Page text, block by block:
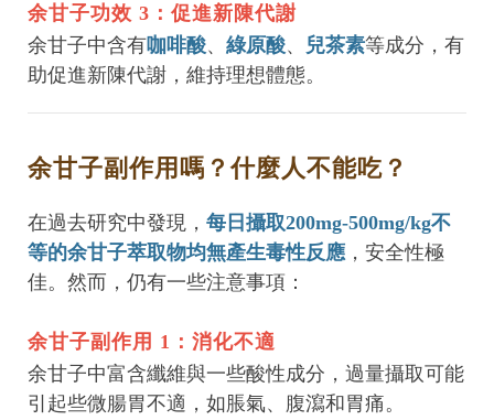
余甘子功效 3：促進新陳代謝
余甘子中含有咖啡酸、 綠原酸、 兒茶素等成分，有
助促進新陳代謝，維持理想體態。
余甘子副作用嗎？什麼人不能吃？
在過去研究中發現， 每日攝取200mg-500mg/kg不
等的余甘子萃取物均無產生毒性反應 ，安全性極
佳。然而，仍有一些注意事項：
余甘子副作用 1：消化不適
余甘子中富含纖維與一些酸性成分，過量攝取可能
引起些微腸胃不適，如脹氣、腹瀉和胃痛。